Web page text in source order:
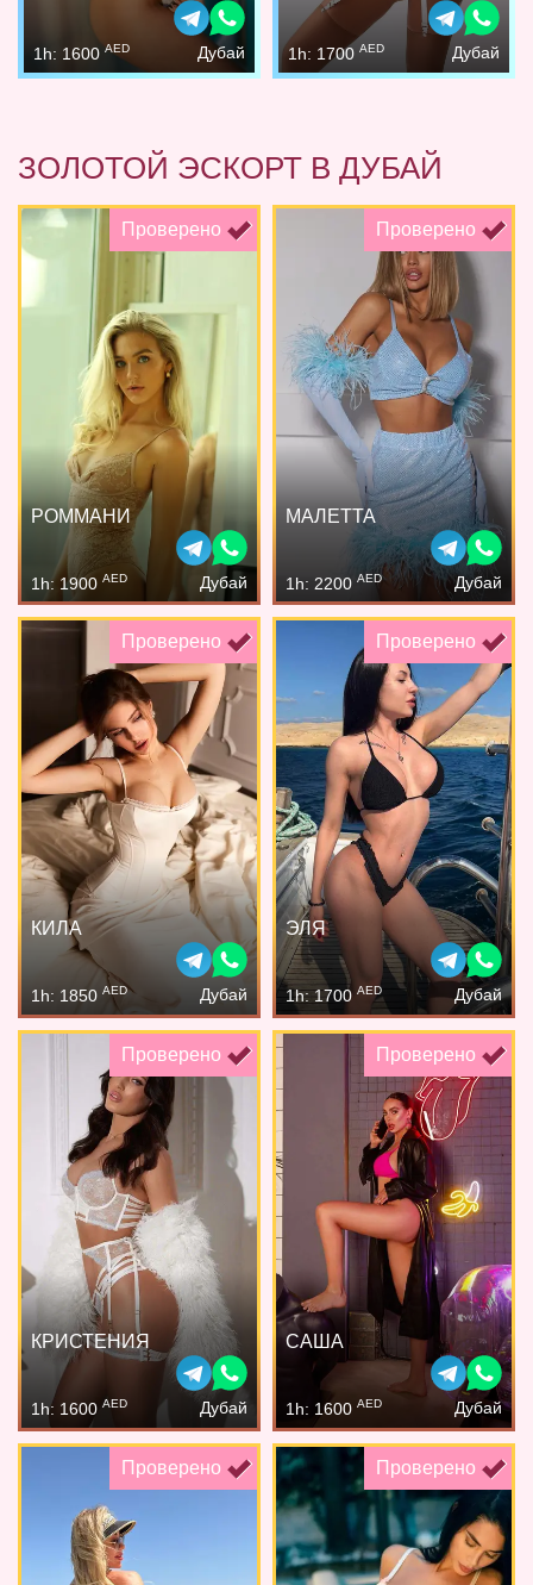
1h: 1600 AED Дубай 1h: 1700 AED Дубай
ЗОЛОТОЙ ЭСКОРТ В ДУБАЙ
Проверено
РОММАНИ
1h: 1900 AED Дубай
Проверено
МАЛЕТТА
1h: 2200 AED Дубай
Проверено
КИЛА
1h: 1850 AED Дубай
Проверено
ЭЛЯ
1h: 1700 AED Дубай
Проверено
КРИСТЕНИЯ
1h: 1600 AED Дубай
Проверено
САША
1h: 1600 AED Дубай
Проверено Проверено